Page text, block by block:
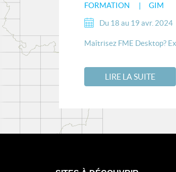
FORMATION GIM
Du 18 au 19 avr. 2024
Maîtrisez FME Desktop?
LIRE LA SUITE